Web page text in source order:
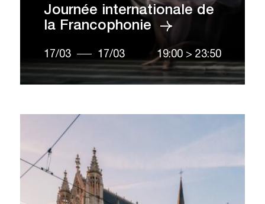
Journée internationale de
la Francophonie
17/03 17/03 19:00 > 23:50